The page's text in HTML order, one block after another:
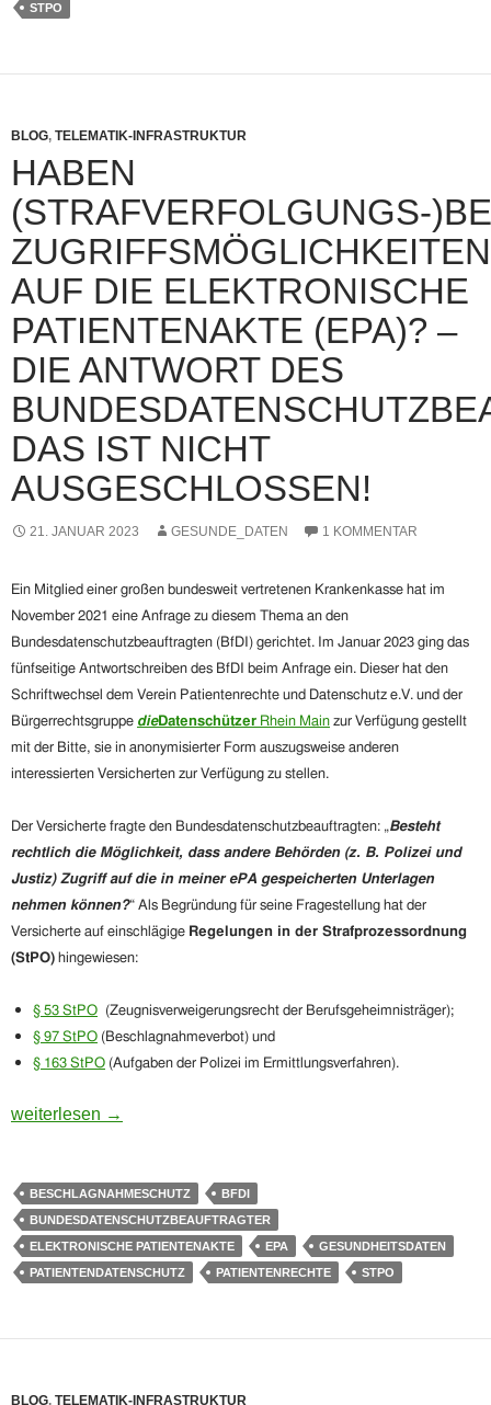
STPO
BLOG, TELEMATIK-INFRASTRUKTUR
HABEN
(STRAFVERFOLGUNGS-
ZUGRIFFSMÖGLICHKEITEN
AUF DIE ELEKTRONISCHE
PATIENTENAKTE (EPA)? –
DIE ANTWORT DES
DAS IST NICHT
AUSGESCHLOSSEN!
21. JANUAR 2023 GESUNDE_DATEN 1 KOMMENTAR
Ein Mitglied einer großen bundesweit vertretenen Krankenkasse hat im
November 2021 eine Anfrage zu diesem Thema an den
Bundesdatenschutzbeauftragten (BfDI) gerichtet. Im Januar 2023 ging das
fünfseitige Antwortschreiben des BfDI beim Anfrage ein. Dieser hat den
Schriftwechsel dem Verein Patientenrechte und Datenschutz e.V. und der
Bürgerrechtsgruppe dieDatenschützer Rhein Main zur Verfügung gestellt
mit der Bitte, sie in anonymisierter Form auszugsweise anderen
interessierten Versicherten zur Verfügung zu stellen.
Der Versicherte fragte den Bundesdatenschutzbeauftragten: „Besteht
rechtlich die Möglichkeit, dass andere Behörden (z. B. Polizei und
Justiz) Zugriff auf die in meiner ePA gespeicherten Unterlagen
nehmen können?“ Als Begründung für seine Fragestellung hat der
Versicherte auf einschlägige Regelungen in der Strafprozessordnung
(StPO) hingewiesen:
§ 53 StPO (Zeugnisverweigerungsrecht der Berufsgeheimnisträger);
§ 97 StPO (Beschlagnahmeverbot) und
§ 163 StPO (Aufgaben der Polizei im Ermittlungsverfahren).
Haben (Strafverfolgungs-)Behörden Zugriffsmöglichkeiten
weiterlesen →
BESCHLAGNAHMESCHUTZ
BFDI
BUNDESDATENSCHUTZBEAUFTRAGTER
ELEKTRONISCHE PATIENTENAKTE
EPA
GESUNDHEITSDATEN
PATIENTENDATENSCHUTZ
PATIENTENRECHTE STPO
BLOG, TELEMATIK-INFRASTRUKTUR